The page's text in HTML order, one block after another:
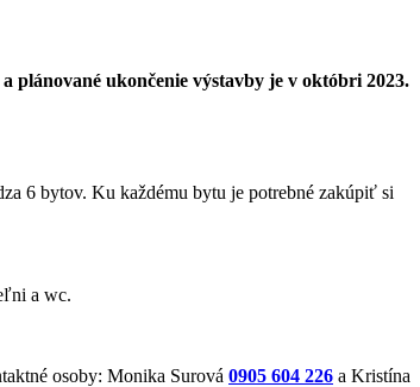
plánované ukončenie výstavby je v októbri 2023.
6 bytov. Ku každému bytu je potrebné zakúpiť si
a wc.
osoby: Monika Surová 0905 604 226 a Kristína